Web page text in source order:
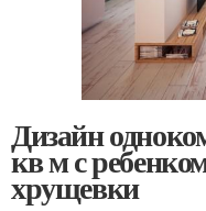
Дизайн
кв м с
хрущевки